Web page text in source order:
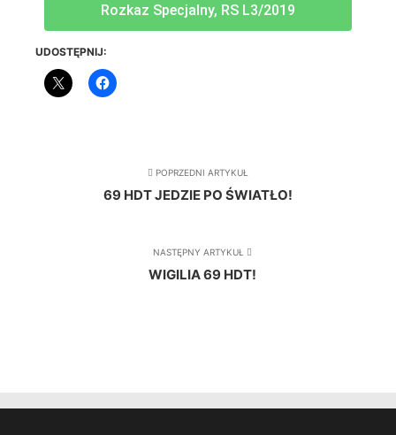
Rozkaz Specjalny, RS L3/2019
UDOSTĘPNIJ:
POPRZEDNI ARTYKUŁ
69 HDT JEDZIE PO ŚWIATŁO!
NASTĘPNY ARTYKUŁ
WIGILIA 69 HDT!